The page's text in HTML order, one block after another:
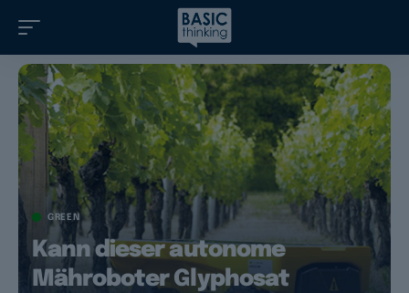
GREEN
Kann dieser autonome
Mähroboter Glyphosat